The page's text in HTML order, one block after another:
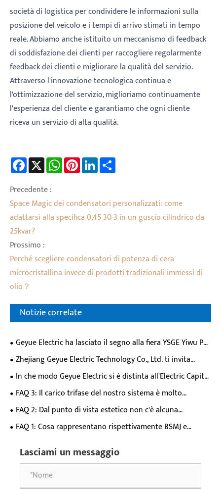
società di logistica per condividere le informazioni sulla
posizione del veicolo e i tempi di arrivo stimati in tempo
reale. Abbiamo anche istituito un meccanismo di feedback
di soddisfazione dei clienti per raccogliere regolarmente
feedback dei clienti e migliorare la qualità del servizio.
Attraverso l'innovazione tecnologica continua e
l'ottimizzazione del servizio, miglioriamo continuamente
l'esperienza del cliente e garantiamo che ogni cliente
riceva un servizio di alta qualità.
Facebook WhatsAppPinterestLinkedIn
Precedente :
Space Magic dei condensatori personalizzati: come
adattarsi alla specifica 0,45-30-3 in un guscio cilindrico da
25kvar?
Prossimo :
Perché scegliere condensatori di potenza di cera
microcristallina invece di prodotti tradizionali immessi di
olio？
Notizie correlate
Geyue Electric ha lasciato il segno alla fiera YSGE Yiwu PV
& Energy Storage Expo del 2026, potenziando soluzioni di
qualità dell'energia per applicazioni di supporto allo
stoccaggio fotovoltaico?
Zhejiang Geyue Electric Technology Co., Ltd. ti invita
all'YSGE 2026 Yiwu Solar PV & Energy Storage Expo
In che modo Geyue Electric si è distinta all'Electric Capital
Exhibition del 2026 con i suoi controller SVG/APF e
fotovoltaici?
FAQ 3: Il carico trifase del nostro sistema è molto
sbilanciato. È meglio adottare la compensazione trifase o
la compensazione a fase divisa? Se viene adottata la
compensazione frazionata, come verrà allocata la capacità?
FAQ 2: Dal punto di vista estetico non c'è alcuna
differenza tra APF e SVG. Quindi, quali sono esattamente le
differenze tra questi due prodotti?
FAQ 1: Cosa rappresentano rispettivamente BSMJ e
Lasciami un messaggio